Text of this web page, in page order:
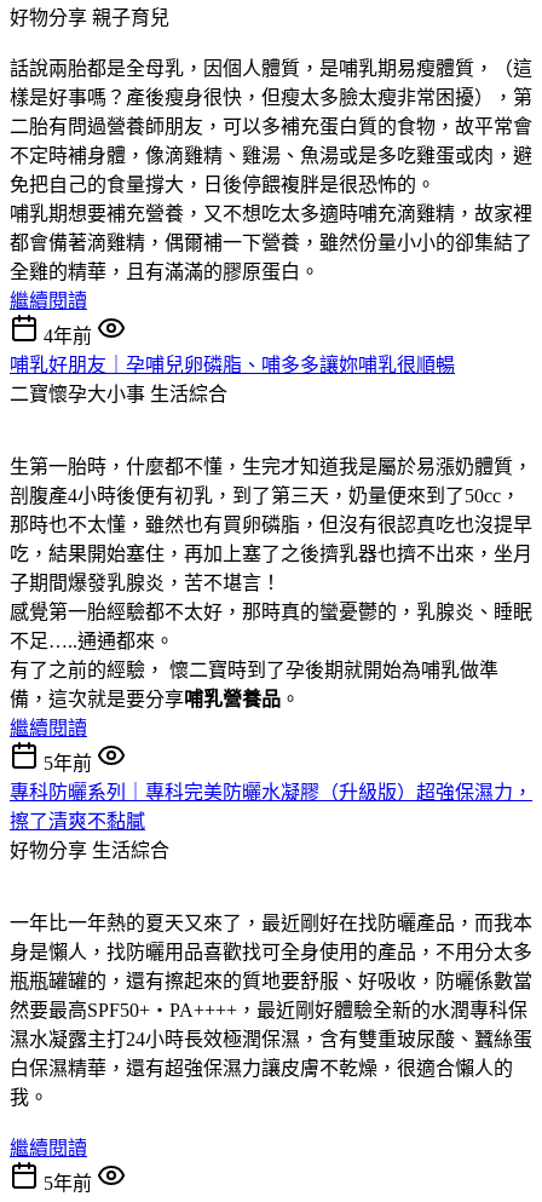
好物分享 親子育兒
話說兩胎都是全母乳，因個人體質，是哺乳期易瘦體質，（這
樣是好事嗎？產後瘦身很快，但瘦太多臉太瘦非常困擾），第
二胎有問過營養師朋友，可以多補充蛋白質的食物，故平常會
不定時補身體，像滴雞精、雞湯、魚湯或是多吃雞蛋或肉，避
免把自己的食量撐大，日後停餵複胖是很恐怖的。
哺乳期想要補充營養，又不想吃太多適時哺充滴雞精，故家裡
都會備著滴雞精，偶爾補一下營養，雖然份量小小的卻集結了
全雞的精華，且有滿滿的膠原蛋白。
繼續閱讀
4年前
哺乳好朋友｜孕哺兒卵磷脂、哺多多讓妳哺乳很順暢
二寶懷孕大小事 生活綜合
生第一胎時，什麼都不懂，生完才知道我是屬於易漲奶體質，
剖腹產4小時後便有初乳，到了第三天，奶量便來到了50cc，
那時也不太懂，雖然也有買卵磷脂，但沒有很認真吃也沒提早
吃，結果開始塞住，再加上塞了之後擠乳器也擠不出來，坐月
子期間爆發乳腺炎，苦不堪言！
感覺第一胎經驗都不太好，那時真的蠻憂鬱的，乳腺炎、睡眠
不足…..通通都來。
有了之前的經驗， 懷二寶時到了孕後期就開始為哺乳做準
備，這次就是要分享哺乳營養品 。
繼續閱讀
5年前
專科防曬系列｜專科完美防曬水凝膠（升級版）超強保濕力，
擦了清爽不黏膩
好物分享 生活綜合
一年比一年熱的夏天又來了，最近剛好在找防曬產品，而我本
身是懶人，找防曬用品喜歡找可全身使用的產品，不用分太多
瓶瓶罐罐的，還有擦起來的質地要舒服、好吸收，防曬係數當
然要最高SPF50+・PA++++，最近剛好體驗全新的水潤專科保
濕水凝露主打24小時長效極潤保濕，含有雙重玻尿酸、蠶絲蛋
白保濕精華，還有超強保濕力讓皮膚不乾燥，很適合懶人的
我。
繼續閱讀
5年前